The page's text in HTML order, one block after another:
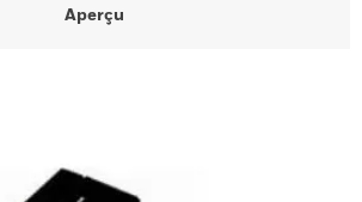
Aperçu